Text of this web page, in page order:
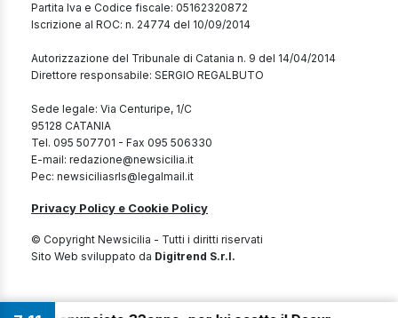
Partita Iva e Codice fiscale: 05162320872
Iscrizione al ROC: n. 24774 del 10/09/2014
Autorizzazione del Tribunale di Catania n. 9 del 14/04/2014
Direttore responsabile: SERGIO REGALBUTO
Sede legale: Via Centuripe, 1/C
95128 CATANIA
Tel. 095 507701 - Fax 095 506330
E-mail: redazione@newsicilia.it
Pec: newsiciliasrls@legalmail.it
Privacy Policy e Cookie Policy
© Copyright Newsicilia - Tutti i diritti riservati
Sito Web sviluppato da Digitrend S.r.l.